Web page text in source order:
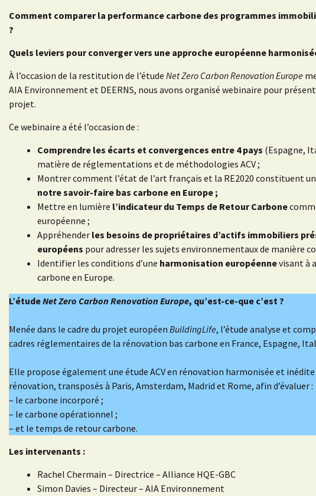
Comment comparer la performance carbone des programmes
?
Quels leviers pour converger vers une approche européenne
À l’occasion de la restitution de l’étude Net Zero Carbon Renovation Europe
AIA Environnement et DEERNS, nous avons organisé webinaire pour
projet.
Ce webinaire a été l’occasion de :
Comprendre les écarts et convergences entre 4 pays (Espagne,
matière de réglementations et de méthodologies ACV ;
Montrer comment l’état de l’art français et la RE2020 constituent
notre savoir-faire bas carbone en Europe ;
Mettre en lumière l’indicateur du Temps de Retour Carbone
européenne ;
Appréhender les besoins de propriétaires d’actifs immobiliers
européens pour adresser les sujets environnementaux de manière
Identifier les conditions d’une harmonisation européennevisant à
carbone en Europe.
L’étudeNet Zero Carbon Renovation Europe, qu’est-ce-que c’est ?
Menée dans le cadre du projet européen BuildingLife, l’étude analyse et
cadres réglementaires de la rénovation bas carbone en France, Espagne,
Elle propose également une étude ACV en rénovation harmonisée et inédite
rénovation, transposés à Paris, Amsterdam, Madrid et Rome, afin d’évaluer :
– le carbone incorporé ;
– le carbone opérationnel ;
– et le temps de retour carbone.
Les intervenants :
Rachel Chermain – Directrice – Alliance HQE-GBC
Simon Davies – Directeur – AIA Environnement